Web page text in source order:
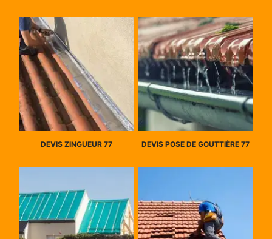
DEVIS ZINGUEUR 77 DEVIS POSE DE GOUTTIÈRE 77